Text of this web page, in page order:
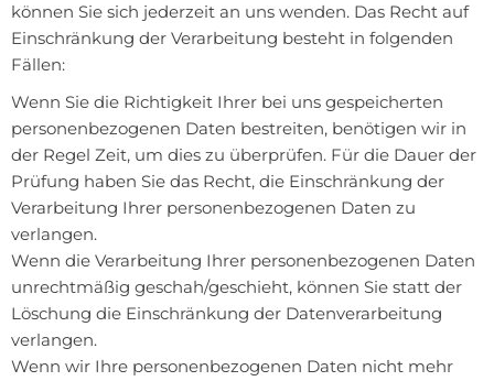
können Sie sich jederzeit an uns wenden. Das Recht auf
Einschränkung der Verarbeitung besteht in folgenden
Fällen:
Wenn Sie die Richtigkeit Ihrer bei uns gespeicherten
personenbezogenen Daten bestreiten, benötigen wir in
der Regel Zeit, um dies zu überprüfen. Für die Dauer der
Prüfung haben Sie das Recht, die Einschränkung der
Verarbeitung Ihrer personenbezogenen Daten zu
verlangen.
Wenn die Verarbeitung Ihrer personenbezogenen Daten
unrechtmäßig geschah/geschieht, können Sie statt der
Löschung die Einschränkung der Datenverarbeitung
verlangen.
Wenn wir Ihre personenbezogenen Daten nicht mehr